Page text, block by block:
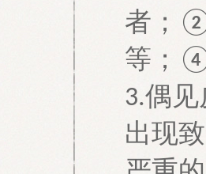
者；
等；
3.偶见
出现